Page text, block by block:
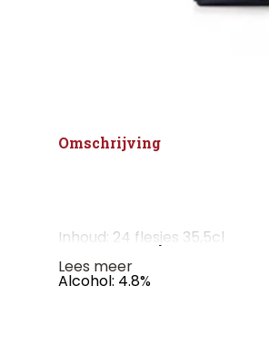
Omschrijving
Inhoud: 24 flesjes 35,5cl
Alcohol: 4.8%
Lees meer